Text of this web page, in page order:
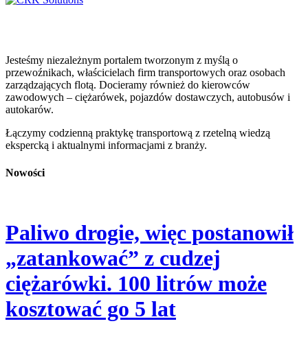
Jesteśmy niezależnym portalem tworzonym z myślą o
przewoźnikach, właścicielach firm transportowych oraz osobach
zarządzających flotą. Docieramy również do kierowców
zawodowych – ciężarówek, pojazdów dostawczych, autobusów i
autokarów.
Łączymy codzienną praktykę transportową z rzetelną wiedzą
ekspercką i aktualnymi informacjami z branży.
Nowości
Paliwo drogie, więc postanowił
„zatankować” z cudzej
ciężarówki. 100 litrów może
kosztować go 5 lat